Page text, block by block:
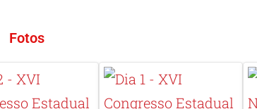
Fotos